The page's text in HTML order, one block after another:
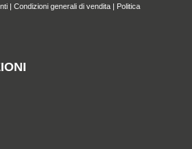
| Condizioni generali di vendita | Politica